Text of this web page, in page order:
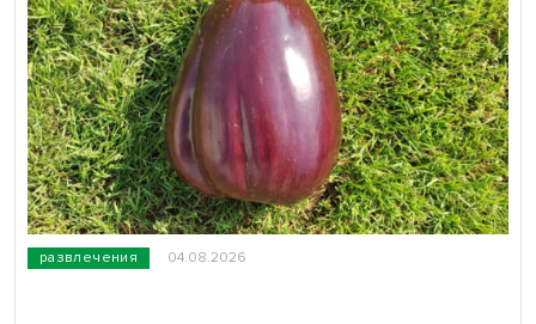
развлечения 04.08.2026